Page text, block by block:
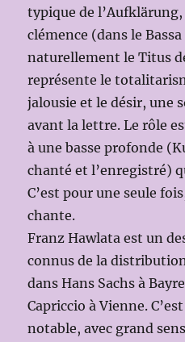
typique de l’Aufklärung,
clémence (dans le
naturellement le Titus
représente le
jalousie et le désir, une
avant la lettre. Le rôle
à une basse profonde
chanté et l’enregistré)
C’est pour une seule
chante.
Franz Hawlata est un
connus de la
dans Hans Sachs à
Capriccio à Vienne.
notable, avec grand